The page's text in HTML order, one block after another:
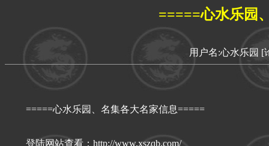
=====心水乐园
用户名:心水乐园 [
=====心水乐园、名集各大名家信息=====
登陆网站查看：http://www.xszqb.com/